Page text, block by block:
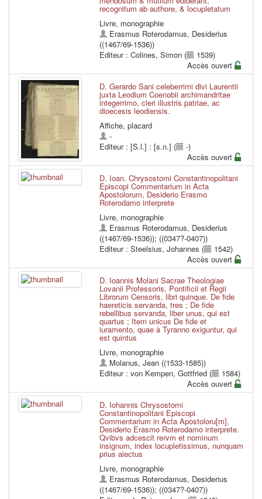
recognitum ab authore, & locupletatum
Livre, monographie
Erasmus Roterodamus, Desiderius
((1467/69-1536))
Editeur : Colines, Simon (
1539)
Accès ouvert
D. Gerardo Sani celeberrimi divi Laurentii
juxta Leodium Coenobii archimandritae
integerrimo, cleri illustris patriae, ac
dioecesis leodiensis.
Affiche, placard
-
Editeur : [S.l.] : [s.n.] (
-)
Accès ouvert
D. Ioan. Chrysostomi Constantinopolitani
Episcopi Commentarium in Acta
Apostolorum, Desiderio Erasmo
Roterodamo interprete
Livre, monographie
Erasmus Roterodamus, Desiderius
((1467/69-1536)); ((0347?-0407))
Editeur : Steelsius, Johannes (
1542)
Accès ouvert
D. Ioannis Molani Sacrae Theologiae
Lovanii Professoris, Pontificii et Regii
Librorum Censoris, libri quinque. De fide
haereticis servanda, tres ; De fide
rebellibus servanda, liber unus, qui est
quartus ; Item unicus De fide et
iuramento, quae à Tyranno exiguntur, qui
est quintus
Livre, monographie
Molanus, Jean ((1533-1585))
Editeur : von Kempen, Gottfried (
1584)
Accès ouvert
D. Iohannis Chrysostomi
Constantinopolitani Episcopi
Commentarium in Acta Apostoloru[m],
Desiderio Erasmo Roterodamo interprete.
Qvibvs adcescit rervm et nominum
insignum, index locupletissimus, nunquam
prius aiectus
Livre, monographie
Erasmus Roterodamus, Desiderius
((1467/69-1536)); ((0347?-0407))